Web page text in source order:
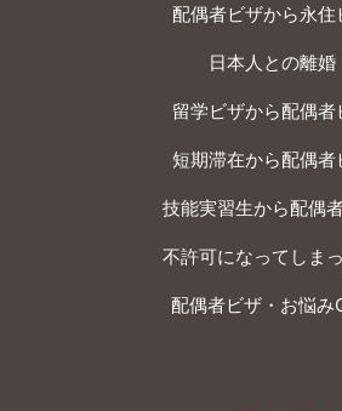
配偶者ビザから永住
日本人との離婚
留学ビザから配偶者
短期滞在から配偶者
技能実習生から配偶
不許可になってしま
配偶者ビザ・お悩み